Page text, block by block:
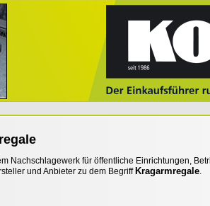
Nachschlagewerk für öffentliche Einrichtungen,
und Anbieter zu dem Begriff Kragarmregale.